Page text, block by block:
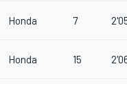
Honda 7
Honda 15